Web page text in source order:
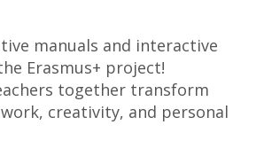
manuals and interactive
Erasmus+ project!
together transform
creativity, and personal